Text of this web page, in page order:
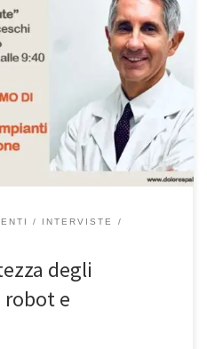
tramite robot e navigazione.
ortopedico a Roma,
di sabato 20/1/2024. La rubrica,
15:50 ed il sabato alle 9:40. Se
INTERVISTE
degli
e